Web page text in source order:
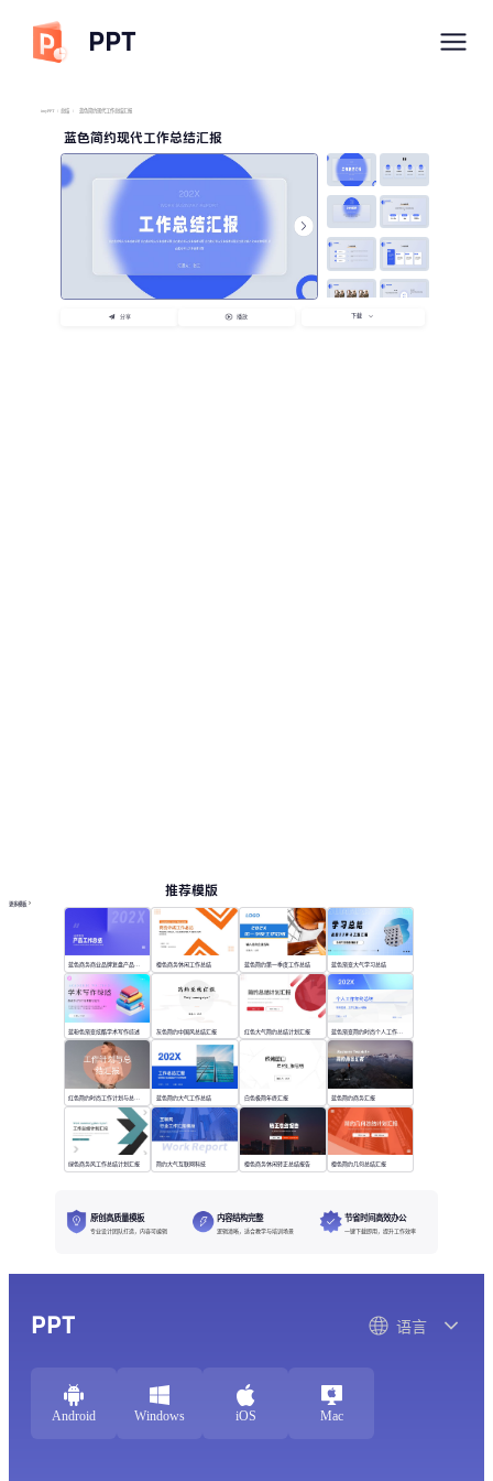
PPT
imyPPT / 总结 / 蓝色简约现代工作总结汇报
蓝色简约现代工作总结汇报
分享 播放 下载
推荐模版
更多模板
蓝色商务商业品牌复盘产品工作总结 橙色商务休闲工作总结 蓝色简约第一季度工作总结 蓝色渐变大气学习总结
蓝粉色渐变炫酷学术写作综述 灰色简约中国风总结汇报 红色大气简约总结计划汇报
蓝色简约大气工作总结 白色极简年终汇报 蓝色简约商务汇报
绿色商务风工作总结计划汇报 简约大气互联网科技 橙色商务休闲转正总结报告 橙色简约几何总结汇报
原创高质量模板
专业设计团队打造，内容可编辑
内容结构完整
逻辑清晰，适合教学与培训场景
节省时间高效办公
一键下载即用，提升工作效率
PPT 语言
Android Windows iOS Mac